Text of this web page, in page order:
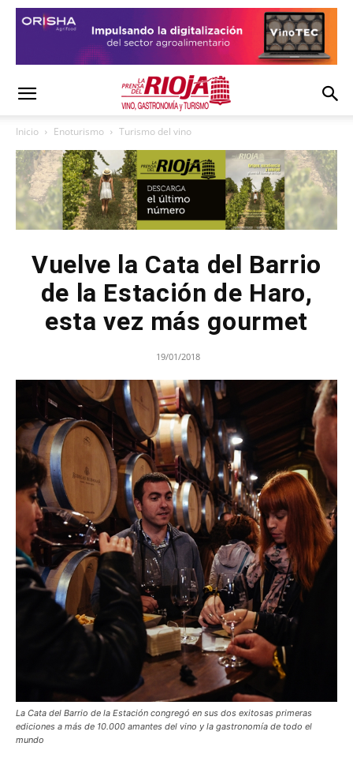
Inicio Enoturismo Turismo del vino
Vuelve la Cata del Barrio
de la Estación de Haro,
esta vez más gourmet
19/01/2018
La Cata del Barrio de la Estación congregó en sus dos exitosas primeras
ediciones a más de 10.000 amantes del vino y la gastronomía de todo el
mundo